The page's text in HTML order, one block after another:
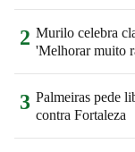
2 Murilo celebra
'Melhorar muito
3 Palmeiras pede
contra Fortaleza